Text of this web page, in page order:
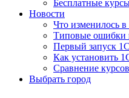
Бесплатные
Новости
Что изменилось в
Типовые ошибки
Первый запуск
Как установить
Сравнение
Выбрать город